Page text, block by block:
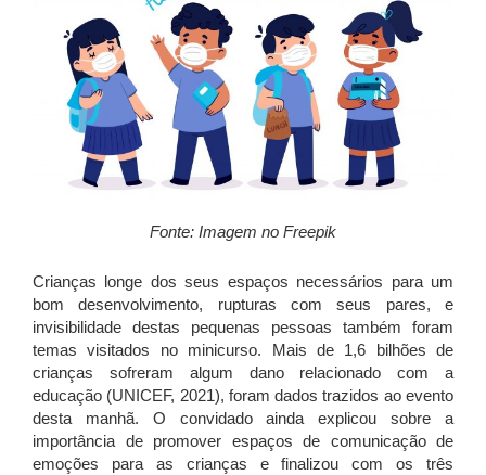
Fonte: Imagem no Freepik
Crianças longe dos seus espaços necessários para um
bom desenvolvimento, rupturas com seus pares, e
invisibilidade destas pequenas pessoas também foram
temas visitados no minicurso. Mais de 1,6 bilhões de
crianças sofreram algum dano relacionado com a
educação (UNICEF, 2021), foram dados trazidos ao evento
desta manhã. O convidado ainda explicou sobre a
importância de promover espaços de comunicação de
emoções para as crianças e finalizou com os três